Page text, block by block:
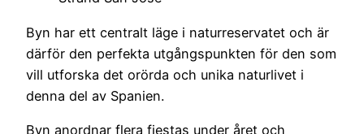
Byn har ett centralt läge i naturreservatet och är
därför den perfekta utgångspunkten för den som
vill utforska det orörda och unika naturlivet i
denna del av Spanien.
Byn anordnar flera fiestas under året och